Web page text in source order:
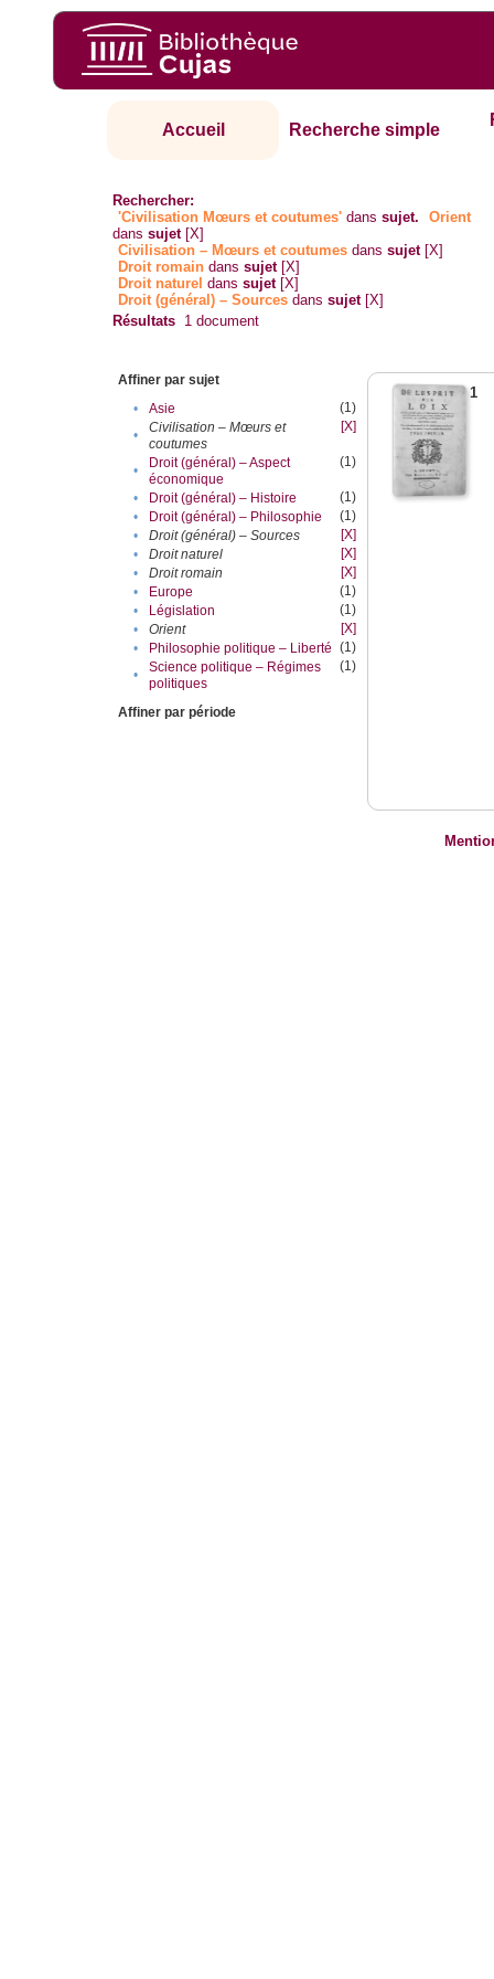
Accueil Recherche simple
Rechercher:
'Civilisation Mœurs et coutumes' danssujet.
Orient
danssujet [X]
Civilisation – Mœurs et coutumes danssujet [X]
Droit romain danssujet [X]
Droit naturel danssujet [X]
Droit (général) – Sources danssujet [X]
Résultats 1 document
Affiner par sujet
•
Asie
(1)
•
Civilisation – Mœurs et
coutumes
[X]
•
Droit (général) – Aspect
économique
(1)
• Droit (général) – Histoire
(1)
•
Droit (général) – Philosophie
(1)
•
Droit (général) – Sources
[X]
•
Droit naturel
[X]
•
Droit romain
[X]
•
Europe
(1)
•
Législation
(1)
•
Orient
[X]
•
Philosophie politique – Liberté (1)
•
Science politique – Régimes
politiques
(1)
Affiner par période
1